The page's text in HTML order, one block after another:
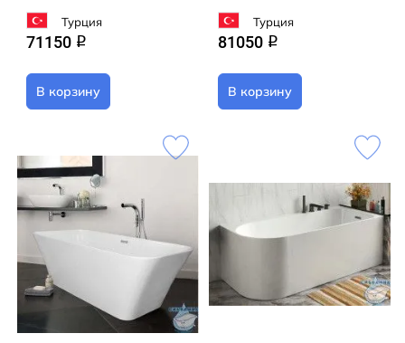
Турция
71150 q
В корзину
Турция
81050 q
В корзину